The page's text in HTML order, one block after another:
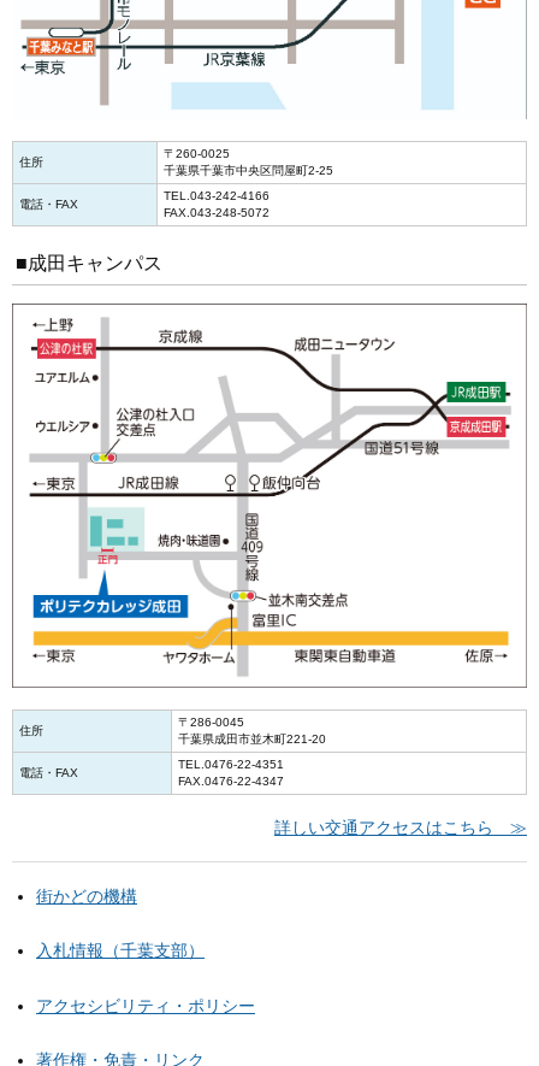
住所
〒260-0025
千葉県千葉市中央区問屋町2-25
電話・FAX
TEL.043-242-4166
FAX.043-248-5072
■成田キャンパス
住所
〒286-0045
千葉県成田市並木町221-20
電話・FAX
TEL.0476-22-4351
FAX.0476-22-4347
詳しい交通アクセスはこちら ≫
街かどの機構
入札情報（千葉支部）
アクセシビリティ・ポリシー
著作権・免責・リンク